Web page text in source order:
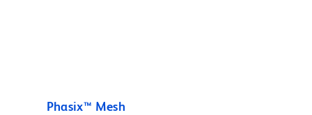
Phasix™ Mesh